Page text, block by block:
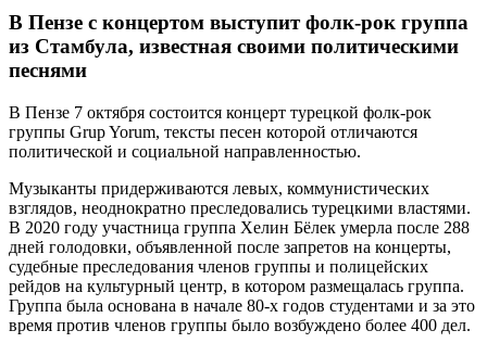
В Пензе с концертом выступит фолк-рок группа
из Стамбула, известная своими политическими
песнями
В Пензе 7 октября состоится концерт турецкой фолк-рок
группы Grup Yorum, тексты песен которой отличаются
политической и социальной направленностью.
Музыканты придерживаются левых, коммунистических
взглядов, неоднократно преследовались турецкими властями.
В 2020 году участница группа Хелин Бёлек умерла после 288
дней голодовки, объявленной после запретов на концерты,
судебные преследования членов группы и полицейских
рейдов на культурный центр, в котором размещалась группа.
Группа была основана в начале 80-х годов студентами и за это
время против членов группы было возбуждено более 400 дел.